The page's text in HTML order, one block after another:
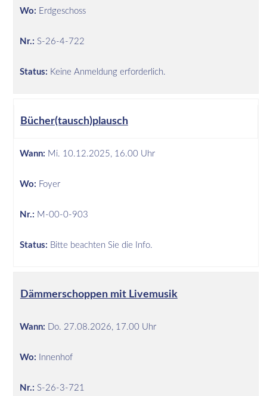
Wo: Erdgeschoss
Nr.: S-26-4-722
Status: Keine Anmeldung erforderlich.
Bücher(tausch)plausch
Wann: Mi. 10.12.2025, 16.00 Uhr
Wo: Foyer
Nr.: M-00-0-903
Status: Bitte beachten Sie die Info.
Dämmerschoppen mit Livemusik
Wann: Do. 27.08.2026, 17.00 Uhr
Wo: Innenhof
Nr.: S-26-3-721